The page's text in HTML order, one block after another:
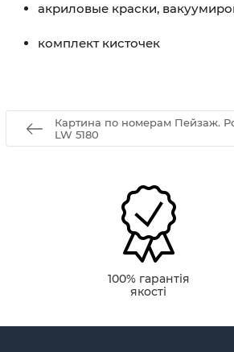
акриловые краски,
комплект кисточек
Картина по номерам Пейзаж.
LW 5180
100% гарантія
якості